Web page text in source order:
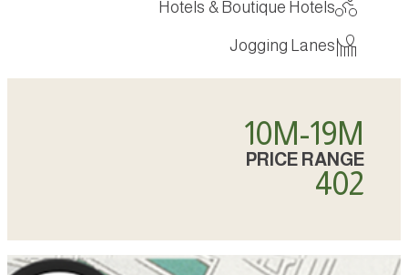
Hotels & Boutique Hotels
Jogging Lanes
10M-20M
PRICE RANGE
419